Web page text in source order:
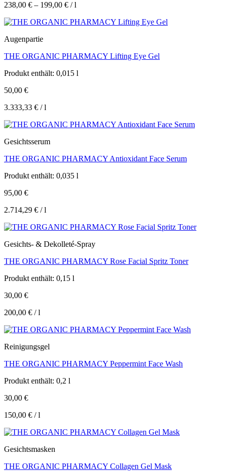
238,00 € – 199,00 € /l
Augenpartie
THE ORGANIC PHARMACY Lifting Eye Gel
Produkt enthält: 0,015 l
50,00 €
3.333,33 € /l
Gesichtsserum
THE ORGANIC PHARMACY Antioxidant Face Serum
Produkt enthält: 0,035 l
95,00 €
2.714,29 € /l
Gesichts- & Dekolleté-Spray
THE ORGANIC PHARMACY Rose Facial Spritz Toner
Produkt enthält: 0,15 l
30,00 €
200,00 € /l
Reinigungsgel
THE ORGANIC PHARMACY Peppermint Face Wash
Produkt enthält: 0,2 l
30,00 €
150,00 € /l
Gesichtsmasken
THE ORGANIC PHARMACY Collagen Gel Mask